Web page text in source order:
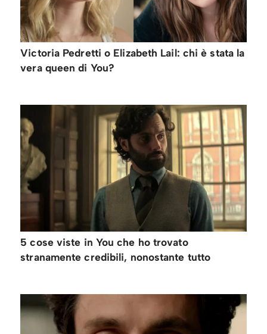
Victoria Pedretti o Elizabeth Lail: chi è stata la
vera queen di You?
5 cose viste in You che ho trovato
stranamente credibili, nonostante tutto